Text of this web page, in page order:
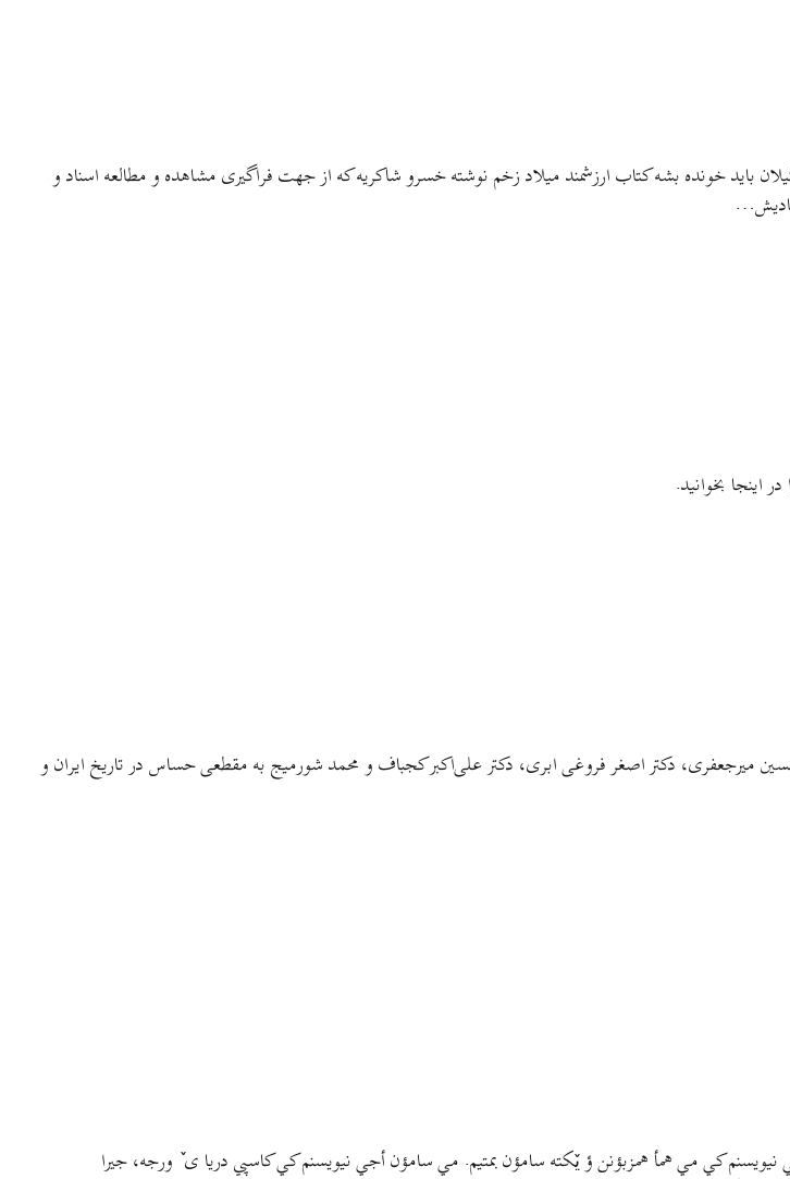
باید خونده بشه کتاب ارزشمند میلاد زخم نوشته خسرو شاکریه که از جهت فراگیری مشاهده و مطالعه اسناد و
اینجا بخوانید.
میرجعفری، دکتر اصغر فروغی ابری، دکتر علی‌اکبر کجباف و محمد شورمیج به مقطعی حساس در تاریخ ایران و
کي مي همأ همزبؤنن ؤ يٚکته سامؤن بمتيم. مي سامؤن أجي نيويسنم کي کاسپي دريا ی ٚ ورجه، جيرا